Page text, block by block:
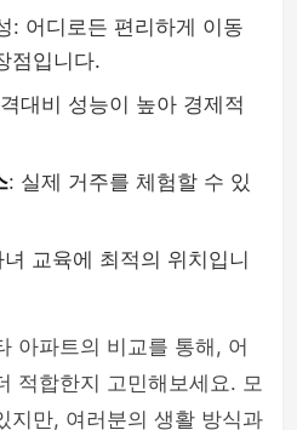
: 어디로든 편리하게 이동
점입니다.
대비 성능이 높아 경제적
: 실제 거주를 체험할 수 있
녀 교육에 최적의 위치입니
아파트의 비교를 통해, 어
적합한지 고민해보세요. 모
지만, 여러분의 생활 방식과